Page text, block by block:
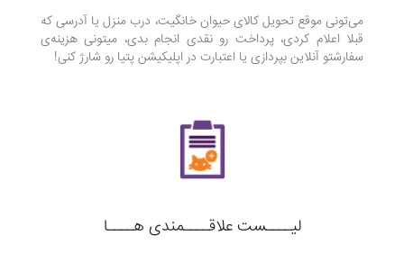
می‌تونی موقع تحويل كالای حیوان خانگیت، درب منزل یا آدرسی که
قبلا اعلام کردی، پرداخت رو نقدی انجام بدی، ميتونی هزینه‌ی
سفارشتو آنلاین بپردازی یا اعتبارت در اپلیکیشن پتیا رو شارژ کنی!
لیــــست علاقــــمندی هــــا